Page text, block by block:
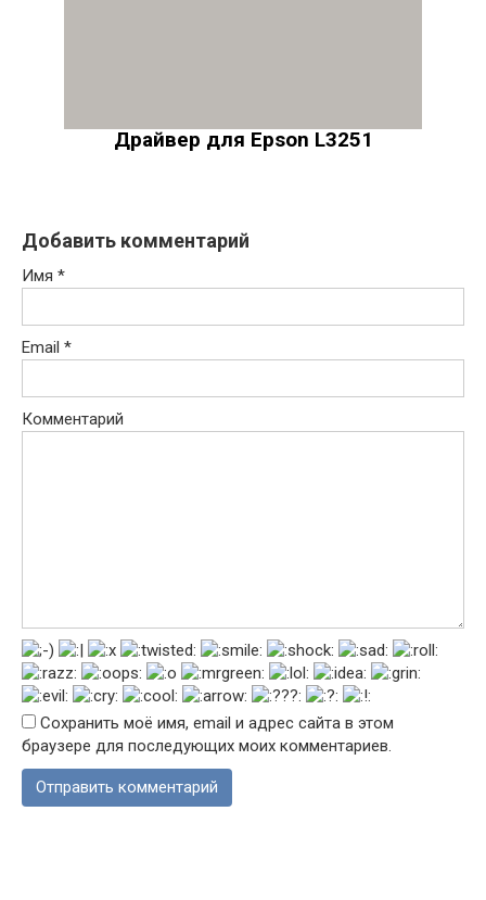
Драйвер для Epson L3251
Добавить комментарий
Имя *
Email *
Комментарий
Сохранить моё имя, email и адрес сайта в этом
браузере для последующих моих комментариев.